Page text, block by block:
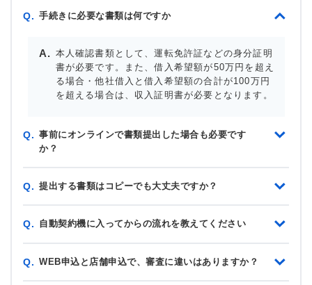
Q. 手続きに必要な書類は何ですか
本人確認書類として、運転免許証などの身分証明
書が必要です。また、借入希望額が50万円を超え
る場合・他社借入と借入希望額の合計が100万円
を超える場合は、収入証明書が必要となります。
Q. 事前にオンラインで書類提出した場合も必要です
か？
Q. 提出する書類はコピーでも大丈夫ですか？
Q. 自動契約機に入ってからの流れを教えてください
Q. WEB申込と店舗申込で、審査に違いはありますか？